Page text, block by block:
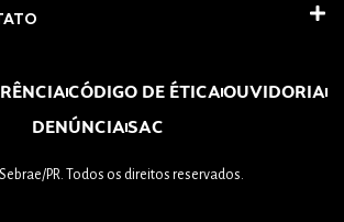
CÓDIGO DE ÉTICAOUVIDORIA
DENÚNCIASAC
PR. Todos os direitos reservados.